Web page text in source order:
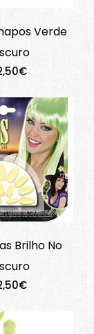
Verde
Brilho No